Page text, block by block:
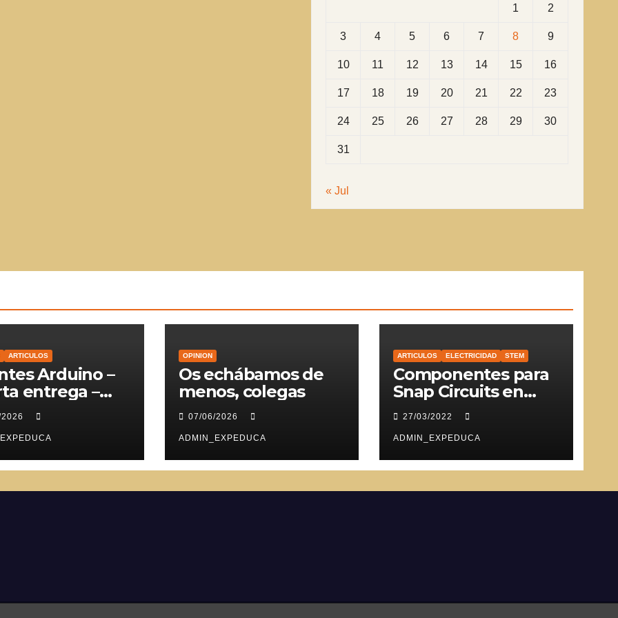
1 2
3 4 5 6 7 8 9
10 11 12 13 14 15 16
17 18 19 20 21 22 23
24 25 26 27 28 29 30
31
« Jul
ARTICULOS
Arduino –
entrega –
OPINION
Os echábamos de
menos, colegas
07/06/2026
ADMIN_EXPEDUCA
ARTICULOS ELECTRICIDAD STEM
Componentes para
Snap Circuits en
SVG
27/03/2022
ADMIN_EXPEDUCA